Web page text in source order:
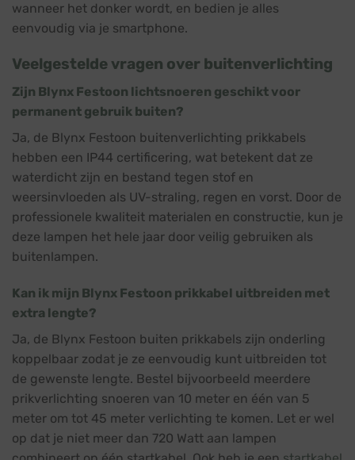
wanneer het donker wordt, en bedien je alles
eenvoudig via je smartphone.
Veelgestelde vragen over buitenverlichting
Zijn Blynx Festoon lichtsnoeren geschikt voor
permanent gebruik buiten?
Ja, de Blynx Festoon buitenverlichting prikkabels
hebben een IP44 certificering, wat betekent dat ze
waterdicht zijn en bestand tegen stof en
weersinvloeden als UV-straling, regen en vorst. Door de
professionele kwaliteit materialen en constructie, kun je
deze lampen het hele jaar door veilig gebruiken als
buitenlampen.
Kan ik mijn Blynx Festoon prikkabel uitbreiden met
extra lengte?
Ja, de Blynx Festoon buiten prikkabels zijn onderling
koppelbaar zodat je ze eenvoudig kunt uitbreiden tot
de gewenste lengte. Bestel bijvoorbeeld meerdere
prikverlichting snoeren van 10 meter en één van 5
meter om tot 45 meter verlichting te komen. Let er wel
op dat je niet meer dan 720 Watt aan lampen